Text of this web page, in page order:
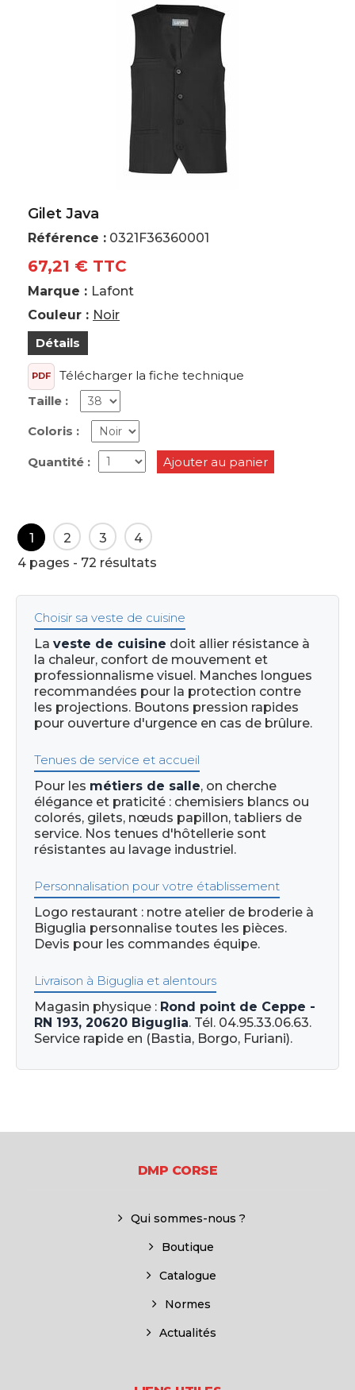
Gilet Java
Référence : 0321F36360001
67,21 € TTC
Marque : Lafont
Couleur : Noir
Détails
PDF
Télécharger la fiche technique
Taille :
Coloris :
Quantité : Ajouter au panier
1 2 3
4
4 pages - 72 résultats
Choisir sa veste de cuisine
La veste de cuisine doit allier résistance à
la chaleur, confort de mouvement et
professionnalisme visuel. Manches longues
recommandées pour la protection contre
les projections. Boutons pression rapides
pour ouverture d'urgence en cas de brûlure.
Tenues de service et accueil
Pour les métiers de salle, on cherche
élégance et praticité : chemisiers blancs ou
colorés, gilets, nœuds papillon, tabliers de
service. Nos tenues d'hôtellerie sont
résistantes au lavage industriel.
Personnalisation pour votre établissement
Logo restaurant : notre atelier de broderie à
Biguglia personnalise toutes les pièces.
Devis pour les commandes équipe.
Livraison à Biguglia et alentours
Magasin physique : Rond point de Ceppe -
RN 193, 20620 Biguglia. Tél. 04.95.33.06.63.
Service rapide en (Bastia, Borgo, Furiani).
DMP CORSE
Qui sommes-nous ?
Boutique
Catalogue
Normes
Actualités